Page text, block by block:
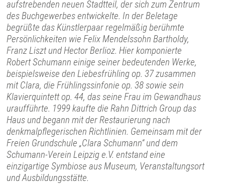
aufstrebenden neuen Stadtteil, der sich zum Zentrum
des Buchgewerbes entwickelte. In der Beletage
begrüßte das Künstlerpaar regelmäßig berühmte
Persönlichkeiten wie Felix Mendelssohn Bartholdy,
Franz Liszt und Hector Berlioz. Hier komponierte
Robert Schumann einige seiner bedeutenden Werke,
beispielsweise den Liebesfrühling op. 37 zusammen
mit Clara, die Frühlingssinfonie op. 38 sowie sein
Klavierquintett op. 44, das seine Frau im Gewandhaus
uraufführte. 1999 kaufte die Rahn Dittrich Group das
Haus und begann mit der Restaurierung nach
denkmalpflegerischen Richtlinien. Gemeinsam mit der
Freien Grundschule „Clara Schumann“ und dem
Schumann-Verein Leipzig e.V. entstand eine
einzigartige Symbiose aus Museum, Veranstaltungsort
und Ausbildungsstätte.